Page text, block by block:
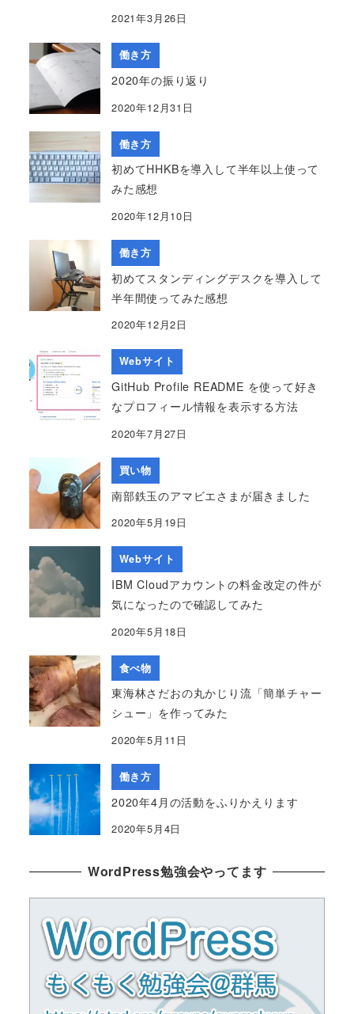
2021年3月26日
働き方
2020年の振り返り
2020年12月31日
働き方
初めてHHKBを導入して半年以上使って
みた感想
2020年12月10日
働き方
初めてスタンディングデスクを導入して
半年間使ってみた感想
2020年12月2日
Webサイト
GitHub Profile README を使って好き
なプロフィール情報を表示する方法
2020年7月27日
買い物
南部鉄玉のアマビエさまが届きました
2020年5月19日
Webサイト
IBM Cloudアカウントの料金改定の件が
気になったので確認してみた
2020年5月18日
食べ物
東海林さだおの丸かじり流「簡単チャー
シュー」を作ってみた
2020年5月11日
働き方
2020年4月の活動をふりかえります
2020年5月4日
WordPress勉強会やってます